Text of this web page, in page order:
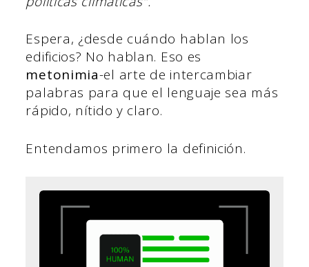
Espera, ¿desde cuándo hablan los
edificios? No hablan. Eso es
metonimia-el arte de intercambiar
palabras para que el lenguaje sea más
rápido, nítido y claro.
Entendamos primero la definición.